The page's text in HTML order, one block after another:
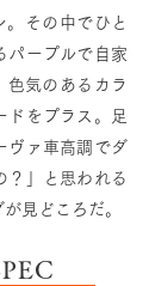
。その中でひと
パープルで自家
色気のあるカラ
ドをプラス。足
ヴァ車高調でダ
？」と思われる
見どころだ。